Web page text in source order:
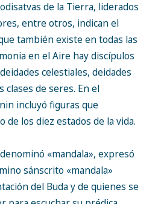
de la Tierra, liderados
entre otros, indican el
también existe en todas las
en el Aire hay discípulos
celestiales, deidades
de seres. En el
incluyó figuras que
de los diez estados de la vida.
«mandala», expresó
sánscrito «mandala»
del Buda y de quienes se